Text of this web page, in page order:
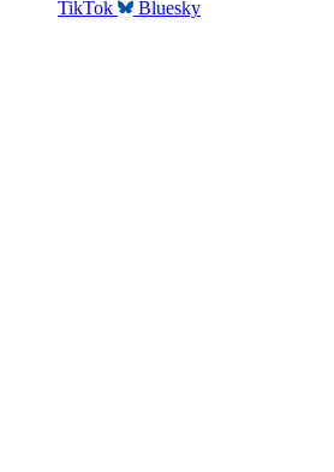
TikTok Bluesky